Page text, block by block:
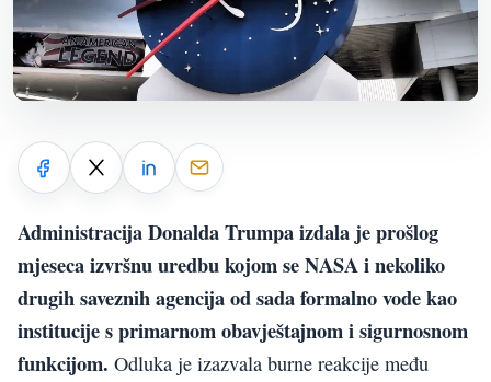
Administracija Donalda Trumpa izdala je prošlog
mjeseca izvršnu uredbu kojom se NASA i nekoliko
drugih saveznih agencija od sada formalno vode kao
institucije s primarnom obavještajnom i sigurnosnom
funkcijom. Odluka je izazvala burne reakcije među